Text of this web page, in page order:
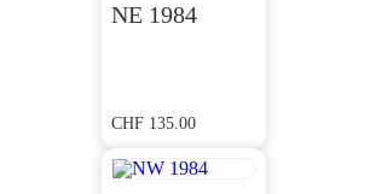
NE 1984
CHF 135.00